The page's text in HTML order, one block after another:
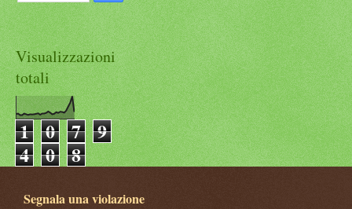
Visualizzazioni
totali
1 0 7 9
4 0 8
Segnala una violazione